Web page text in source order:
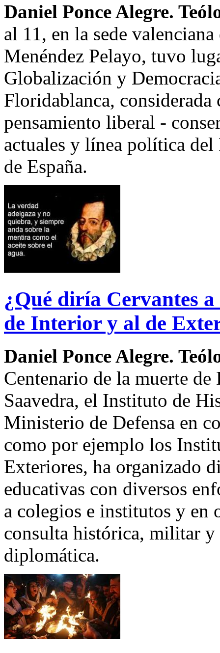
Daniel Ponce Alegre.
al 11, en la sede
Menéndez Pelayo, tuvo
Globalización y
Floridablanca,
pensamiento liberal -
actuales y línea política del
de España.
¿Qué diría Cervantes
de Interior y al de
Daniel Ponce Alegre.
Centenario de la muerte
Saavedra, el Instituto de
Ministerio de Defensa en
como por ejemplo los
Exteriores, ha organizado
educativas con diversos
a colegios e institutos y en
consulta histórica, militar
diplomática.